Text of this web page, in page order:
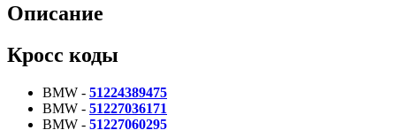
Описание
Кросс коды
BMW - 51224389475
BMW - 51227036171
BMW - 51227060295